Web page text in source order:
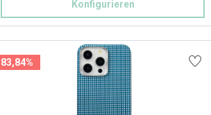
Konfigurieren
83,84%